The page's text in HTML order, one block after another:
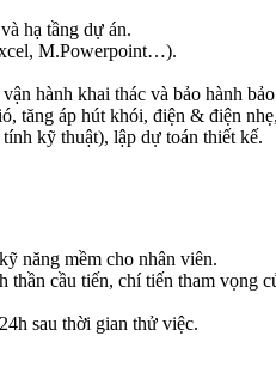
hạ tầng dự án.
M.Powerpoint…).
hành khai thác và bảo hành
tăng áp hút khói, điện & điện
kỹ thuật), lập dự toán thiết kế.
năng mềm cho nhân viên.
cầu tiến, chí tiến tham vọng
sau thời gian thử việc.